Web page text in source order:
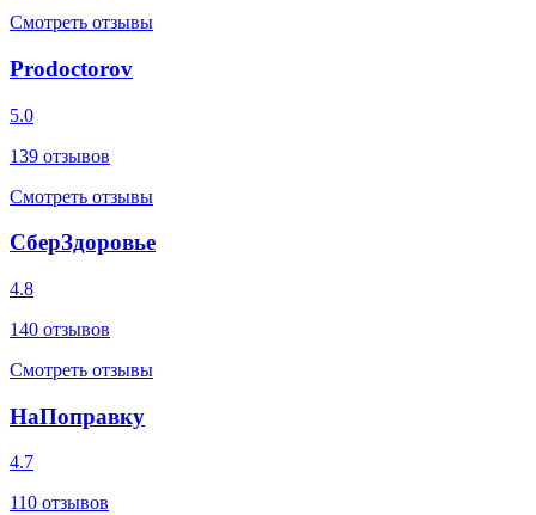
Смотреть отзывы
Prodoctorov
5.0
139 отзывов
Смотреть отзывы
СберЗдоровье
4.8
140 отзывов
Смотреть отзывы
НаПоправку
4.7
110 отзывов